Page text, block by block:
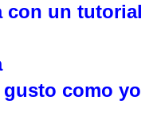
con un tutorial
como yo